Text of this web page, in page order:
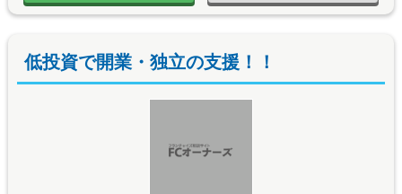
低投資で開業・独立の支援！！